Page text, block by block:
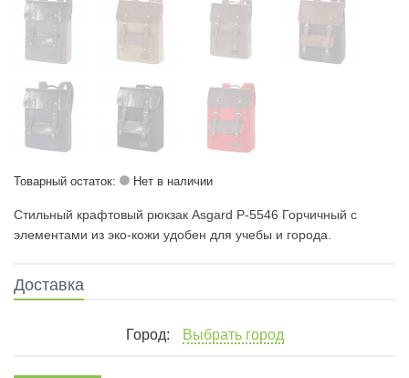
Товарный остаток: Нет в наличии
Стильный крафтовый рюкзак Asgard Р-5546 Горчичный с
элементами из эко-кожи удобен для учебы и города.
Доставка
Город: Выбрать город